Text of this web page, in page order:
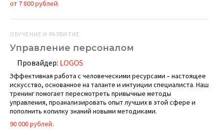
от 7 800 рублей.
ОБУЧЕНИЕ И РАЗВИТИЕ
Управление персоналом
Провайдер: LOGOS
Эффективная работа с человеческими ресурсами – настоящее
искусство, основанное на таланте и интуиции специалиста. Наш
тренинг помогает пересмотреть привычные методы
управления, проанализировать опыт лучших в этой сфере и
пополнить копилку знаний новыми методиками.
90 000 рублей.